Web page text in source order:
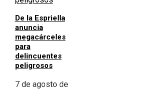
De la Espriella
anuncia
megacárceles
para
delincuentes
peligrosos
7 de agosto de